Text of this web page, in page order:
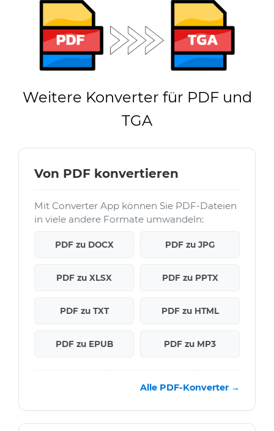
Weitere Konverter für PDF und
TGA
Von PDF konvertieren
Mit Converter App können Sie PDF-Dateien
in viele andere Formate umwandeln:
PDF zu DOCX PDF zu JPG
PDF zu XLSX PDF zu PPTX
PDF zu TXT PDF zu HTML
PDF zu EPUB PDF zu MP3
Alle PDF-Konverter →